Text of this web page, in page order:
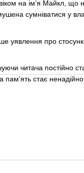
на ім’я Майкл, що
сумніватися у
уявлення про
читача постійно
пам’ять стає